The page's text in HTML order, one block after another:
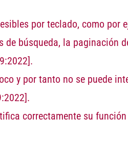
por teclado, como
de búsqueda, la paginación
y por tanto no se puede
.
correctamente su